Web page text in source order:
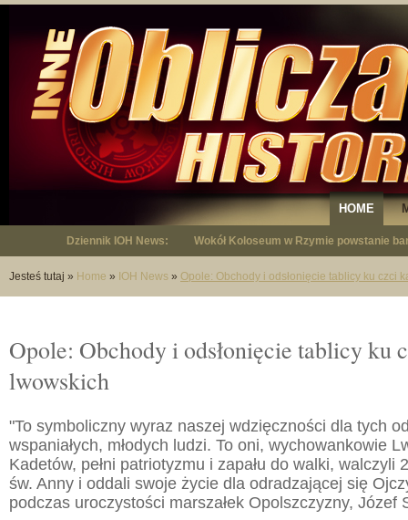
HOME
Dziennik IOH News: Wokół Koloseum w Rzymie powstanie
"Niepodległy - opowieść o Januszu
Jesteś tutaj » Home » IOH News » Opole: Obchody i odsłonięcie tablicy ku czci
Opole: Obchody i odsłonięcie tablicy ku
lwowskich
"To symboliczny wyraz naszej wdzięczności dla tych
wspaniałych, młodych ludzi. To oni, wychowankowie
Kadetów, pełni patriotyzmu i zapału do walki, walczyli
św. Anny i oddali swoje życie dla odradzającej się
podczas uroczystości marszałek Opolszczyzny, Józef